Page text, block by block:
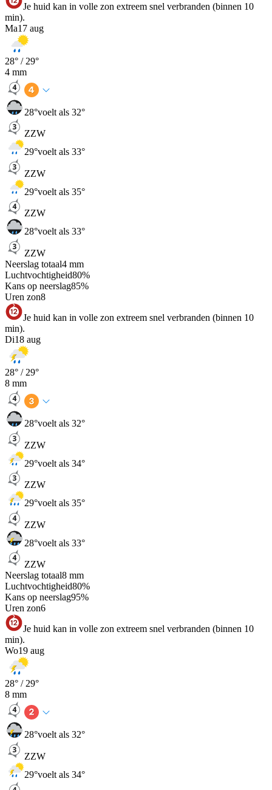
Je huid kan in volle zon extreem snel verbranden (binnen 10
min).
Ma17 aug
28° / 29°
4 mm
28°voelt als 32°
ZZW
29°voelt als 33°
ZZW
29°voelt als 35°
ZZW
28°voelt als 33°
ZZW
Neerslag totaal4 mm
Luchtvochtigheid80%
Kans op neerslag85%
Uren zon8
Je huid kan in volle zon extreem snel verbranden (binnen 10
min).
Di18 aug
28° / 29°
8 mm
28°voelt als 32°
ZZW
29°voelt als 34°
ZZW
29°voelt als 35°
ZZW
28°voelt als 33°
ZZW
Neerslag totaal8 mm
Luchtvochtigheid80%
Kans op neerslag95%
Uren zon6
Je huid kan in volle zon extreem snel verbranden (binnen 10
min).
Wo19 aug
28° / 29°
8 mm
28°voelt als 32°
ZZW
29°voelt als 34°